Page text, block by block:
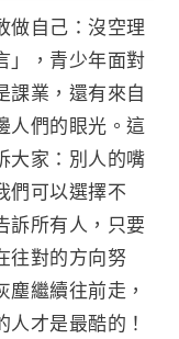
做自己：沒空理
」，青少年面對
課業，還有來自
人們的眼光。這
大家：別人的嘴
們可以選擇不
訴所有人，只要
往對的方向努
塵繼續往前走，
人才是最酷的！